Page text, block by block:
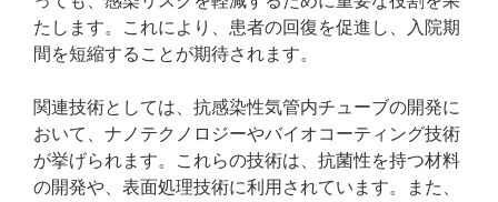
たします。これにより、患者の回復を促進し、入院期
間を短縮することが期待されます。
関連技術としては、抗感染性気管内チューブの開発に
おいて、ナノテクノロジーやバイオコーティング技術
が挙げられます。これらの技術は、抗菌性を持つ材料
の開発や、表面処理技術に利用されています。また、